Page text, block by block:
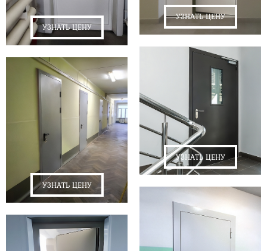
УЗНАТЬ ЦЕНУ
УЗНАТЬ ЦЕНУ
УЗНАТЬ ЦЕНУ
УЗНАТЬ ЦЕНУ